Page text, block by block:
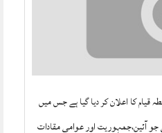
قیام کا اعلان کر دیا گیا ہے جس میں
آئین،جمہوریت اور عوامی مقادات